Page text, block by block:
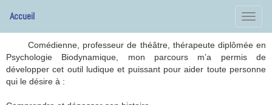
Accueil
Comédienne, professeur de théâtre, thérapeute diplômée en
Psychologie Biodynamique, mon parcours m’a permis de
développer cet outil ludique et puissant pour aider toute personne
qui le désire à :